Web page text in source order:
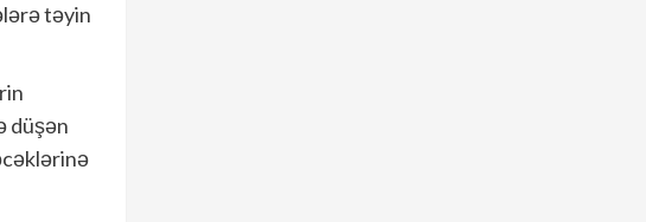
təyin
düşən